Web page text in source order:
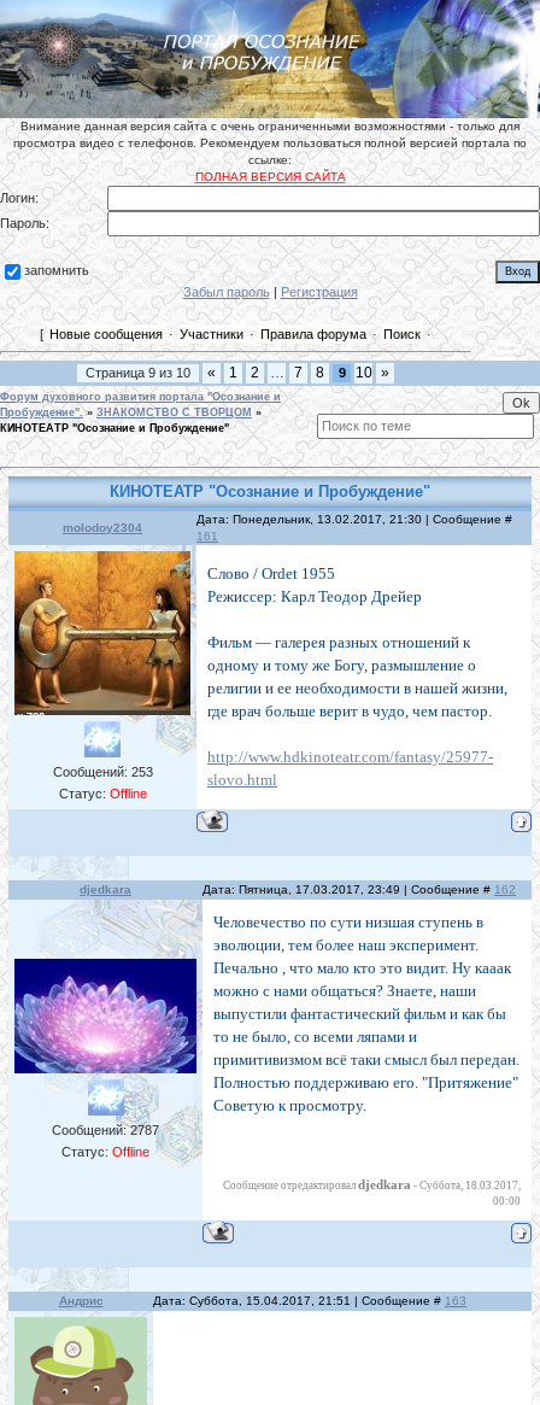
Внимание данная версия сайта с очень ограниченными возможностями - только для
просмотра видео с телефонов. Рекомендуем пользоваться полной версией портала по
ссылке:
ПОЛНАЯ ВЕРСИЯ САЙТА
Логин:
Пароль:
запомнить
Забыл пароль| Регистрация
[ Новые сообщения · Участники · Правила форума · Поиск·
Страница 9 из 10 « 1 2 … 7 8 9 10 »
Форум духовного развития портала "Осознание и
Пробуждение". » ЗНАКОМСТВО С ТВОРЦОМ »
КИНОТЕАТР "Осознание и Пробуждение"
КИНОТЕАТР "Осознание и Пробуждение"
molodoy2304
Дата: Понедельник, 13.02.2017, 21:30 | Сообщение #
161
Сообщений: 253
Статус: Offline
Слово / Ordet 1955
Режиссер: Карл Теодор Дрейер
Фильм — галерея разных отношений к
одному и тому же Богу, размышление о
религии и ее необходимости в нашей жизни,
где врач больше верит в чудо, чем пастор.
http://www.hdkinoteatr.com/fantasy/25977-
slovo.html
djedkara Дата: Пятница, 17.03.2017, 23:49 | Сообщение # 162
Сообщений:2787
Статус: Offline
Человечество по сути низшая ступень в
эволюции, тем более наш эксперимент.
Печально , что мало кто это видит. Ну кааак
можно с нами общаться? Знаете, наши
выпустили фантастический фильм и как бы
то не было, со всеми ляпами и
примитивизмом всё таки смысл был передан.
Полностью поддерживаю его. "Притяжение"
Советую к просмотру.
Сообщение отредактировал djedkara - Суббота, 18.03.2017,
00:00
Андрис Дата: Суббота, 15.04.2017, 21:51 | Сообщение # 163